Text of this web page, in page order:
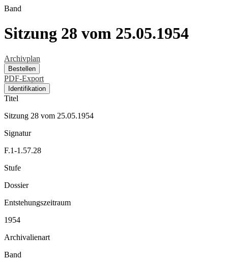
Band
Sitzung 28 vom 25.05.1954
Archivplan
Bestellen
PDF-Export
Identifikation
Titel
Sitzung 28 vom 25.05.1954
Signatur
F.1-1.57.28
Stufe
Dossier
Entstehungszeitraum
1954
Archivalienart
Band